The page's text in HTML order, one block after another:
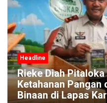
Headline
Rieke Diah
Ketahanan Pangan
Binaan di Lapas